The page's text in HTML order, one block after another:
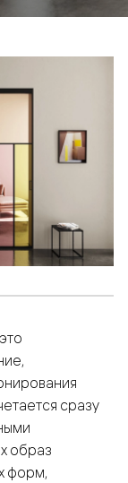
сразу
образ
форм,